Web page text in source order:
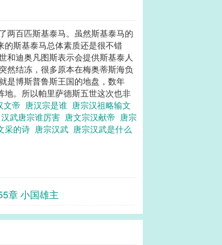
两百匹斯基泰马。虽然斯基泰马的
的斯基泰马总体素质还是很不错
和迪奥凡图斯表示会提供斯基泰人
然结冻，很多原本在梅奥蒂斯海负
是博斯普鲁斯王国的地盘，数年
。所以帕里萨德斯五世这次也非
文帝 唐汉宗是谁 唐宗汉祖略输文
汉武唐宗谁厉害 唐文宗汉献帝 唐宗
采的诗 唐宗汉武 唐宗汉武是什么
章 小国雄主